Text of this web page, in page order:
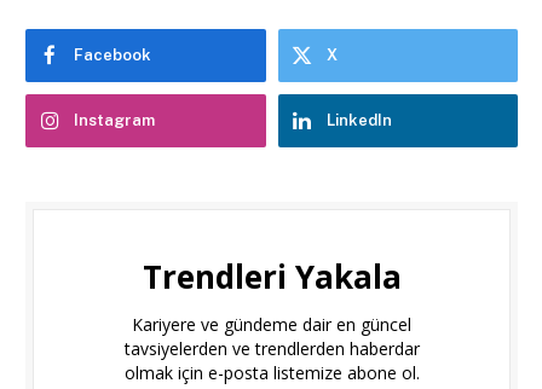
Facebook X
Instagram LinkedIn
Trendleri Yakala
Kariyere ve gündeme dair en güncel
tavsiyelerden ve trendlerden haberdar
olmak için e-posta listemize abone ol.